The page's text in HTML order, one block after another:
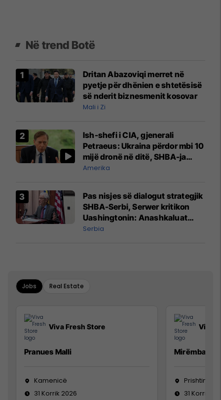
Në trend Botë
Dritan Abazoviqi merret në
pyetje për dhënien e shtetësisë
së nderit biznesmenit kosovar
Mali i Zi
Ish-shefi i CIA, gjenerali
Petraeus: Ukraina përdor mbi 10
mijë dronë në ditë, SHBA-ja
mbetet shumë prapa në
Amerika
Pas nisjes së dialogut strategjik
SHBA-Serbi, Serwer kritikon
Uashingtonin: Anashkaluat
Banjskën, sulmin ndaj KFOR-it
Serbia
Jobs Real Estate
Viva Fresh Store
Pranues Malli
Kamenicë
31 Korrik 2026
Viva
Prishtinë
31 Korrik